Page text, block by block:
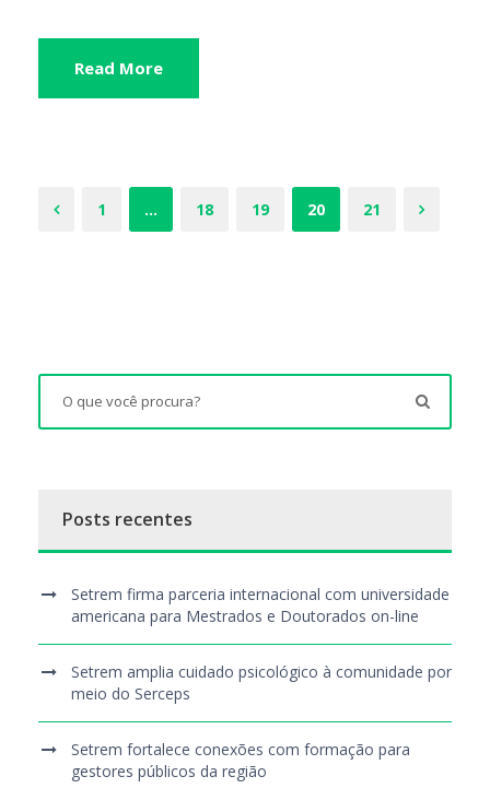
Read More
1 … 18 19 20 21
Posts recentes
Setrem firma parceria internacional com universidade
americana para Mestrados e Doutorados on-line
Setrem amplia cuidado psicológico à comunidade por
meio do Serceps
Setrem fortalece conexões com formação para
gestores públicos da região